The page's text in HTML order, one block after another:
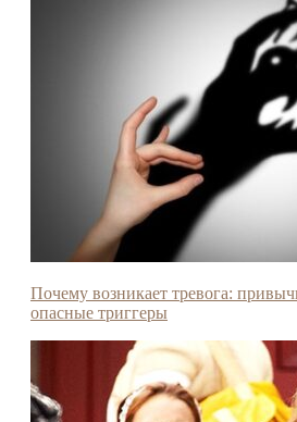
Почему возникает тревога:
опасные триггеры